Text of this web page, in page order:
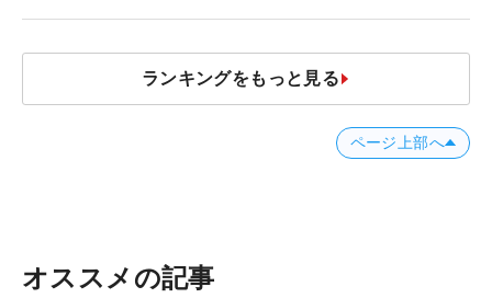
ランキングをもっと見る
ページ上部へ
オススメの記事